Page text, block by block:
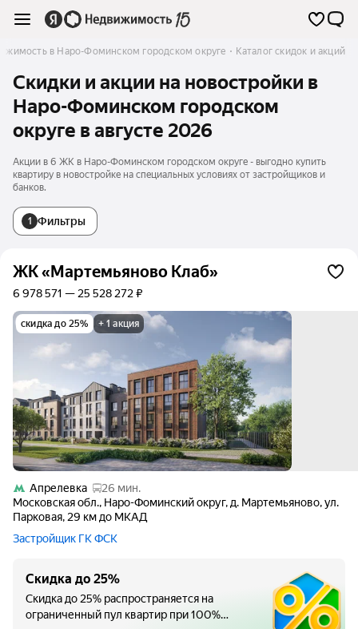
Каталог скидок и акций
в Наро-Фоминском городском округе
Скидки и акции на новостройки в
Наро-Фоминском городском
округе в августе 2026
Акции в 6 ЖК в Наро-Фоминском городском округе - выгодно купить
квартиру в новостройке на специальных условиях от застройщиков и
банков.
1 Фильтры
ЖК «Мартемьяново Клаб»
6 978 571 — 25 528 272 ₽
скидка до 25% + 1 акция
Апрелевка
26 мин.
Московская обл., Наро-Фоминский округ, д. Мартемьяново,ул.
Парковая, 29 км до МКАД
Застройщик ГК ФСК
Скидка до 25%
Скидка до 25% распространяется на
ограниченный пул квартир при 100%